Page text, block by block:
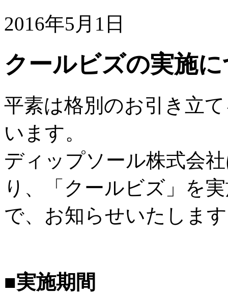
2016年5月1日
クールビズの実施
平素は格別のお引き立
います。
ディップソール株式会
り、「クールビズ」を
で、お知らせいたしま
■実施期間